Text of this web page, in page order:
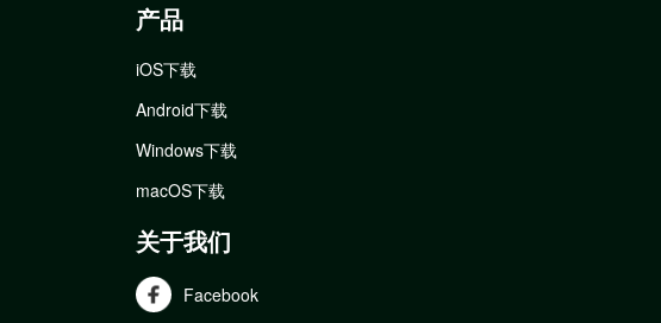
产品
iOS下载
Android下载
Windows下载
macOS下载
关于我们
Facebook